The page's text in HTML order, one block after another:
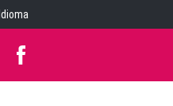
Idioma